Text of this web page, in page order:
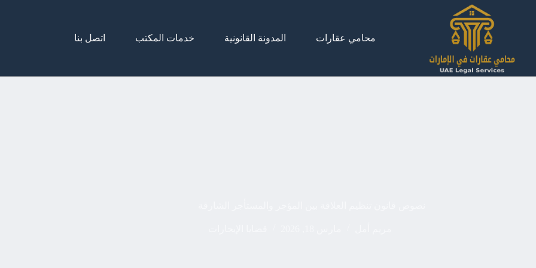
محامي عقارات
المدونة القانونية خدمات المكتب اتصل بنا